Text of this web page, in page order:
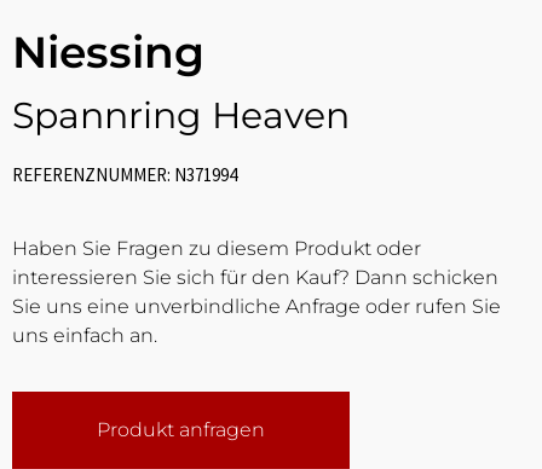
Niessing
Spannring Heaven
REFERENZNUMMER: N371994
Haben Sie Fragen zu diesem Produkt oder
interessieren Sie sich für den Kauf? Dann schicken
Sie uns eine unverbindliche Anfrage oder rufen Sie
uns einfach an.
Produkt anfragen